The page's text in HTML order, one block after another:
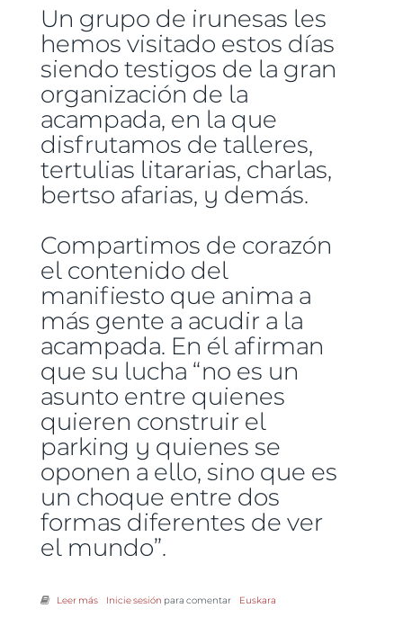
Un grupo de irunesas les
hemos visitado estos días
siendo testigos de la gran
organización de la
acampada, en la que
disfrutamos de talleres,
tertulias litararias, charlas,
bertso afarias, y demás.
Compartimos de corazón
el contenido del
manifiesto que anima a
más gente a acudir a la
acampada. En él afirman
que su lucha “no es un
asunto entre quienes
quieren construir el
parking y quienes se
oponen a ello, sino que es
un choque entre dos
formas diferentes de ver
el mundo”.
Leer mássobre Defendamos la tierra en Irun y en Getxo
Inicie sesión para comentar Euskara